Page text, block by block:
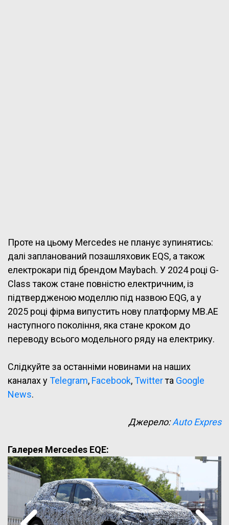
Проте на цьому Mercedes не планує зупинятись:
далі запланований позашляховик EQS, а також
електрокари під брендом Maybach. У 2024 році G-
Class також стане повністю електричним, із
підтвердженою моделлю під назвою EQG, а у
2025 році фірма випустить нову платформу MB.AE
наступного покоління, яка стане кроком до
переводу всього модельного ряду на електрику.
Слідкуйте за останніми новинами на наших
каналах уTelegram, Facebook,Twitterта Google
News.
Джерело:Auto Expres
Галерея Mercedes EQE: